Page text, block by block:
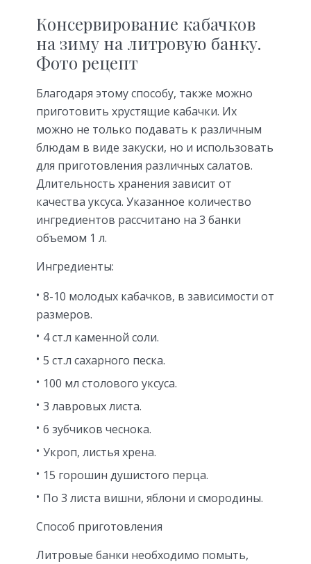
Консервирование кабачков
на зиму на литровую банку.
Фото рецепт
Благодаря этому способу, также можно
приготовить хрустящие кабачки. Их
можно не только подавать к различным
блюдам в виде закуски, но и использовать
для приготовления различных салатов.
Длительность хранения зависит от
качества уксуса. Указанное количество
ингредиентов рассчитано на 3 банки
объемом 1 л.
Ингредиенты:
8-10 молодых кабачков, в зависимости от
размеров.
4 ст.л каменной соли.
5 ст.л сахарного песка.
100 мл столового уксуса.
3 лавровых листа.
6 зубчиков чеснока.
Укроп, листья хрена.
15 горошин душистого перца.
По 3 листа вишни, яблони и смородины.
Способ приготовления
Литровые банки необходимо помыть,